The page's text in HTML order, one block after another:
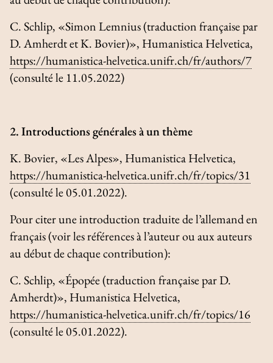
C. Schlip, «Simon Lemnius (traduction française par
D. Amherdt et K. Bovier)», Humanistica Helvetica,
https://humanistica-helvetica.unifr.ch/fr/authors/7
(consulté le 11.05.2022)
2. Introductions générales à un thème
K. Bovier, «Les Alpes», Humanistica Helvetica,
https://humanistica-helvetica.unifr.ch/fr/topics/31
(consulté le 05.01.2022).
Pour citer une introduction traduite de l’allemand en
français (voir les références à l’auteur ou aux auteurs
au début de chaque contribution):
C. Schlip, «Épopée (traduction française par D.
Amherdt)», Humanistica Helvetica,
https://humanistica-helvetica.unifr.ch/fr/topics/16
(consulté le 05.01.2022).